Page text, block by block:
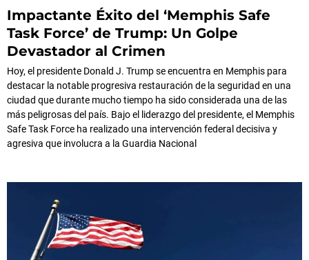
Impactante Éxito del ‘Memphis Safe
Task Force’ de Trump: Un Golpe
Devastador al Crimen
Hoy, el presidente Donald J. Trump se encuentra en Memphis para
destacar la notable progresiva restauración de la seguridad en una
ciudad que durante mucho tiempo ha sido considerada una de las
más peligrosas del país. Bajo el liderazgo del presidente, el Memphis
Safe Task Force ha realizado una intervención federal decisiva y
agresiva que involucra a la Guardia Nacional